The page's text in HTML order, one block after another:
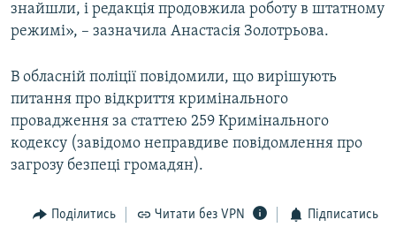
знайшли, і редакція продовжила роботу в штатному
режимі», – зазначила Анастасія Золотрьова.
В обласній поліції повідомили, що вирішують
питання про відкриття кримінального
провадження за статтею 259 Кримінального
кодексу (завідомо неправдиве повідомлення про
загрозу безпеці громадян).
Поділитись Читати без VPN Підписатись